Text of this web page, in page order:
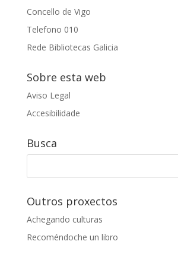
Concello de Vigo
Telefono 010
Rede Bibliotecas Galicia
Sobre esta web
Aviso Legal
Accesibilidade
Busca
Outros proxectos
Achegando culturas
Recoméndoche un libro